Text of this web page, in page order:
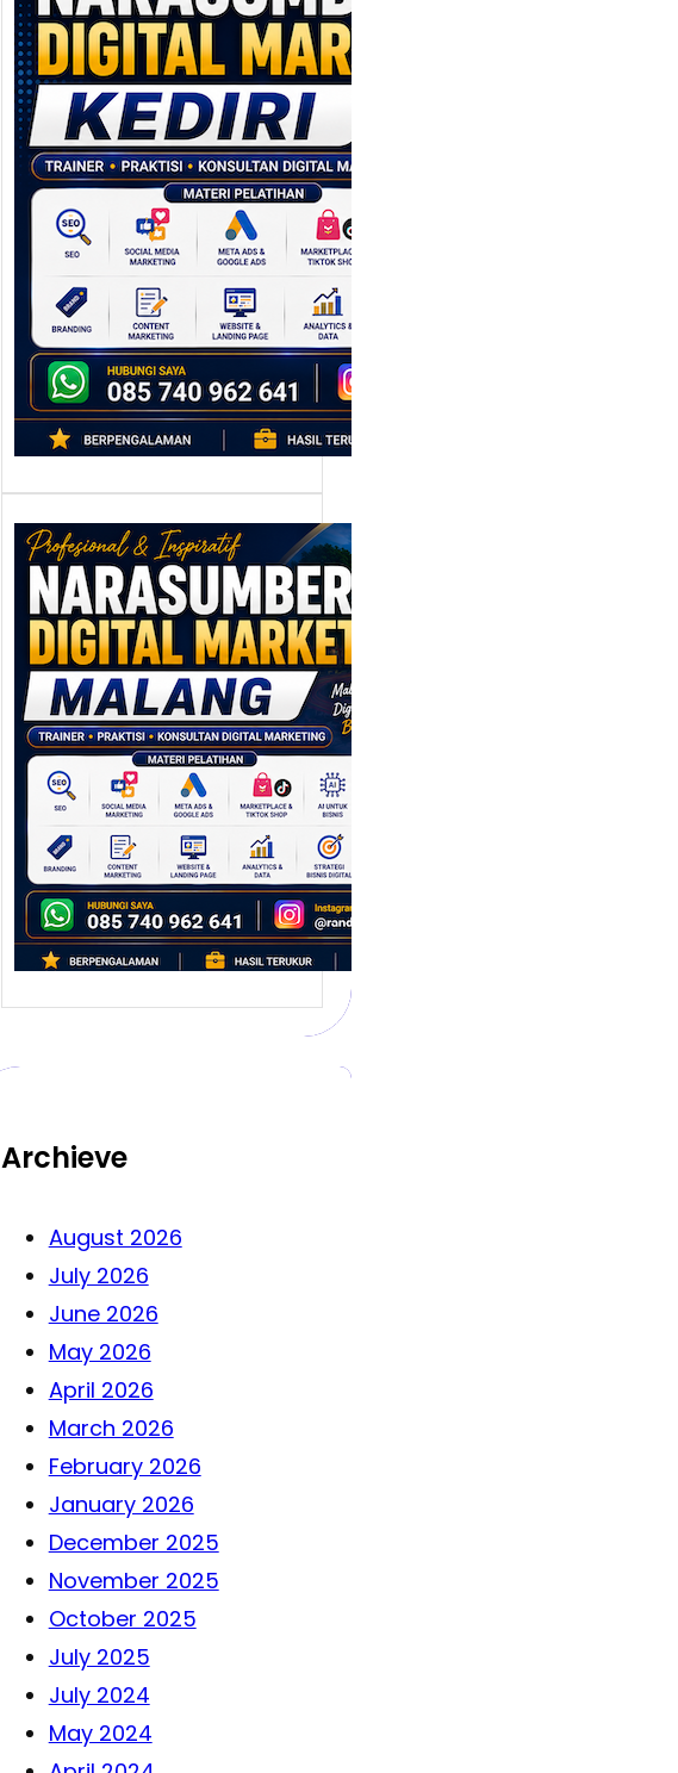
Narasumber
Digital Marketing
Kediri: Membangun
Strategi
Pemasaran
Berbasis Data
untuk Bisnis yang
Bertumbuh
Digital marketing telah
mengubah cara bisnis
berkembang. Dulu,
promosi banyak…
Narasumber
Digital Marketing
Malang:
Menyiapkan
Talenta Digital
yang Siap
Menghadapi Dunia
Bisnis Modern
Malang dikenal sebagai
salah satu kota yang
melahirkan banyak ide,
…
Archieve
August 2026
July 2026
June 2026
May 2026
April 2026
March 2026
February 2026
January 2026
December 2025
November 2025
October 2025
July 2025
July 2024
May 2024